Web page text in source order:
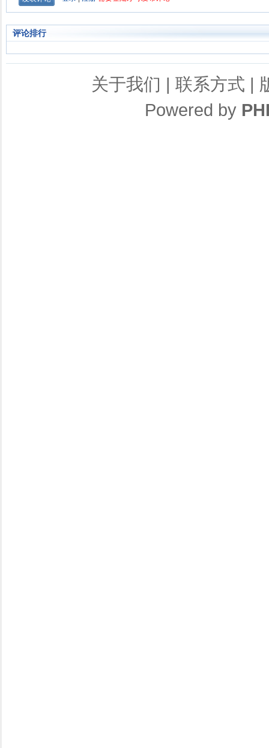
评论排行
关于我们 | 联系方式 |
Powered by